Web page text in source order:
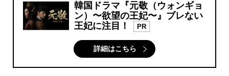
韓国ドラマ『元敬（ウォンギョ
ン）〜欲望の王妃〜』ブレない
王妃に注目！
PR
詳細はこちら